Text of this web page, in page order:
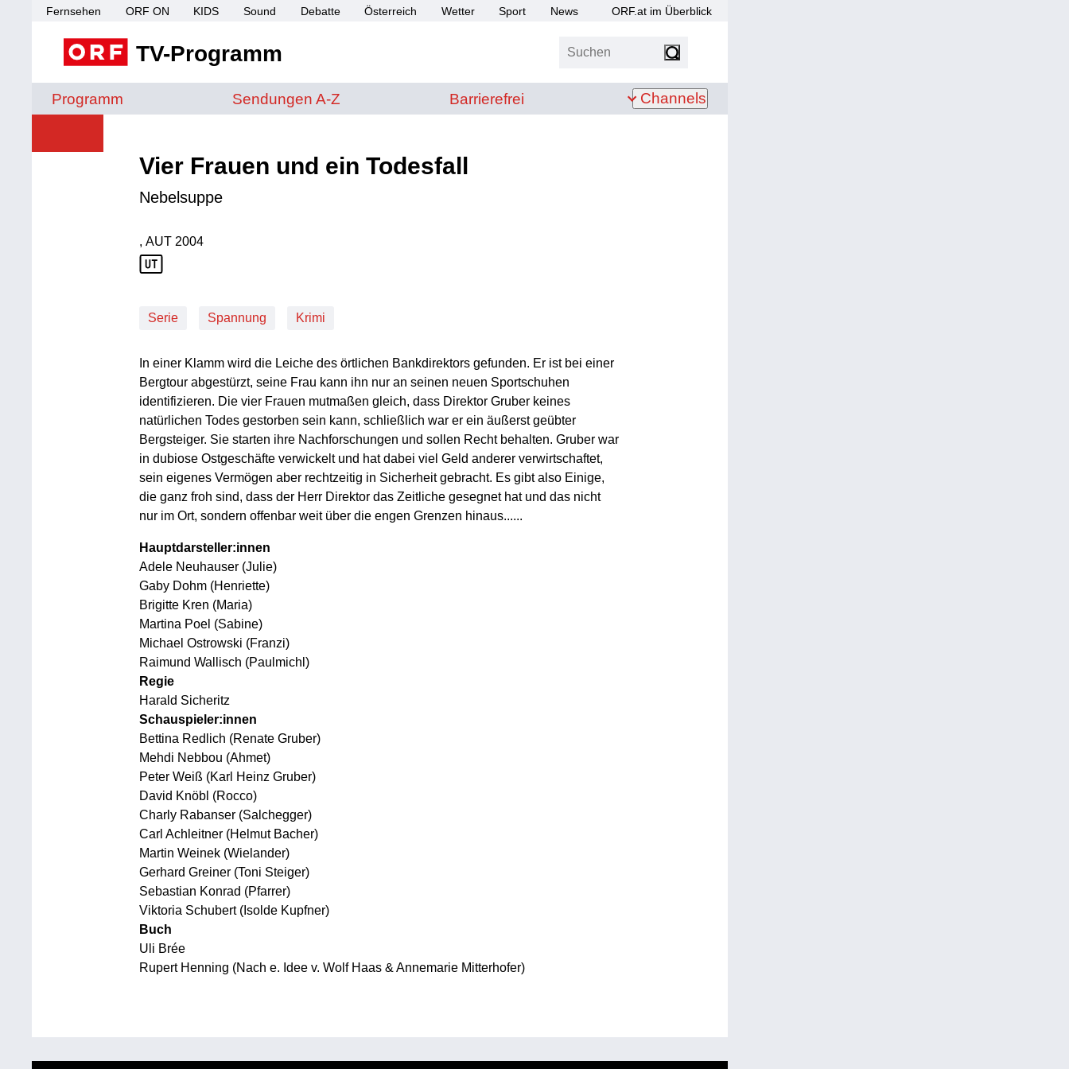
Fernsehen ORF ON KIDS Sound Debatte Österreich Wetter Sport News ORF.at im Überblick
TV-Programm Suchen
Programm Sendungen von A bis Z
Sendungen A-Z Barrierefrei
Barrierefrei Channels
Vier Frauen und ein Todesfall
Nebelsuppe
Produktionsland: AUT
, AUT
Produktionsjahr: 2004
2004
Serie Spannung Krimi
In einer Klamm wird die Leiche des örtlichen Bankdirektors gefunden. Er ist bei einer
Bergtour abgestürzt, seine Frau kann ihn nur an seinen neuen Sportschuhen
identifizieren. Die vier Frauen mutmaßen gleich, dass Direktor Gruber keines
natürlichen Todes gestorben sein kann, schließlich war er ein äußerst geübter
Bergsteiger. Sie starten ihre Nachforschungen und sollen Recht behalten. Gruber war
in dubiose Ostgeschäfte verwickelt und hat dabei viel Geld anderer verwirtschaftet,
sein eigenes Vermögen aber rechtzeitig in Sicherheit gebracht. Es gibt also Einige,
die ganz froh sind, dass der Herr Direktor das Zeitliche gesegnet hat und das nicht
nur im Ort, sondern offenbar weit über die engen Grenzen hinaus......
Hauptdarsteller:innen
Adele Neuhauser (Julie)
Gaby Dohm (Henriette)
Brigitte Kren (Maria)
Martina Poel (Sabine)
Michael Ostrowski (Franzi)
Raimund Wallisch (Paulmichl)
Regie
Harald Sicheritz
Schauspieler:innen
Bettina Redlich (Renate Gruber)
Mehdi Nebbou (Ahmet)
Peter Weiß (Karl Heinz Gruber)
David Knöbl (Rocco)
Charly Rabanser (Salchegger)
Carl Achleitner (Helmut Bacher)
Martin Weinek (Wielander)
Gerhard Greiner (Toni Steiger)
Sebastian Konrad (Pfarrer)
Viktoria Schubert (Isolde Kupfner)
Buch
Uli Brée
Rupert Henning (Nach e. Idee v. Wolf Haas & Annemarie Mitterhofer)